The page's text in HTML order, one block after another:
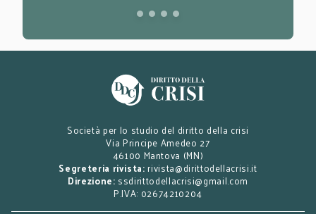
Società per lo studio del diritto della crisi
Via Principe Amedeo 27
46100 Mantova (MN)
Segreteria rivista: rivista@dirittodellacrisi.it
Direzione: ssdirittodellacrisi@gmail.com
P.IVA: 02674210204